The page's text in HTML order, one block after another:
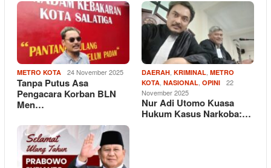
METRO KOTA 24 November 2025
Tanpa Putus Asa
Pengacara Korban BLN
Men…
DAERAH KRIMINAL METRO
KOTA NASIONAL OPINI
22
November 2025
Nur Adi Utomo Kuasa
Hukum Kasus Narkoba:…